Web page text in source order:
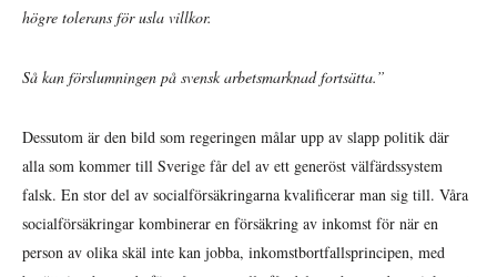
högre tolerans för usla villkor.
Så kan förslumningen på svensk arbetsmarknad fortsätta.”
Dessutom är den bild som regeringen målar upp av slapp politik där
alla som kommer till Sverige får del av ett generöst välfärdssystem
falsk. En stor del av socialförsäkringarna kvalificerar man sig till. Våra
socialförsäkringar kombinerar en försäkring av inkomst för när en
person av olika skäl inte kan jobba, inkomstbortfallsprincipen, med